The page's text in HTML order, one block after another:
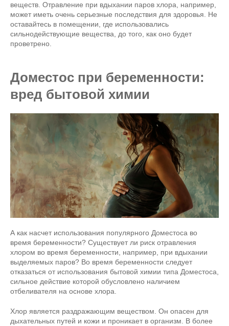
веществ. Отравление при вдыхании паров хлора, например,
может иметь очень серьезные последствия для здоровья. Не
оставайтесь в помещении, где использовались
сильнодействующие вещества, до того, как оно будет
проветрено.
Доместос при беременности:
вред бытовой химии
А как насчет использования популярного Доместоса во
время беременности? Существует ли риск отравления
хлором во время беременности, например, при вдыхании
выделяемых паров? Во время беременности следует
отказаться от использования бытовой химии типа Доместоса,
сильное действие которой обусловлено наличием
отбеливателя на основе хлора.
Хлор является раздражающим веществом. Он опасен для
дыхательных путей и кожи и проникает в организм. В более